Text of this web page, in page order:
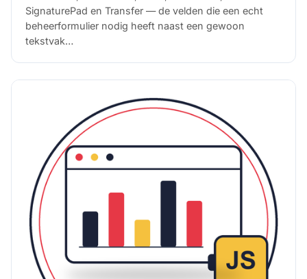
SignaturePad en Transfer — de velden die een echt
beheerformulier nodig heeft naast een gewoon
tekstvak…